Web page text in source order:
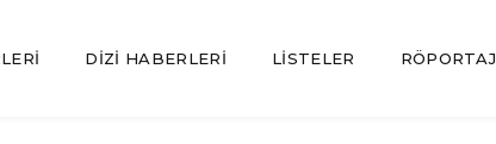
DIZI HABERLERI LISTELER RÖPORTAJ